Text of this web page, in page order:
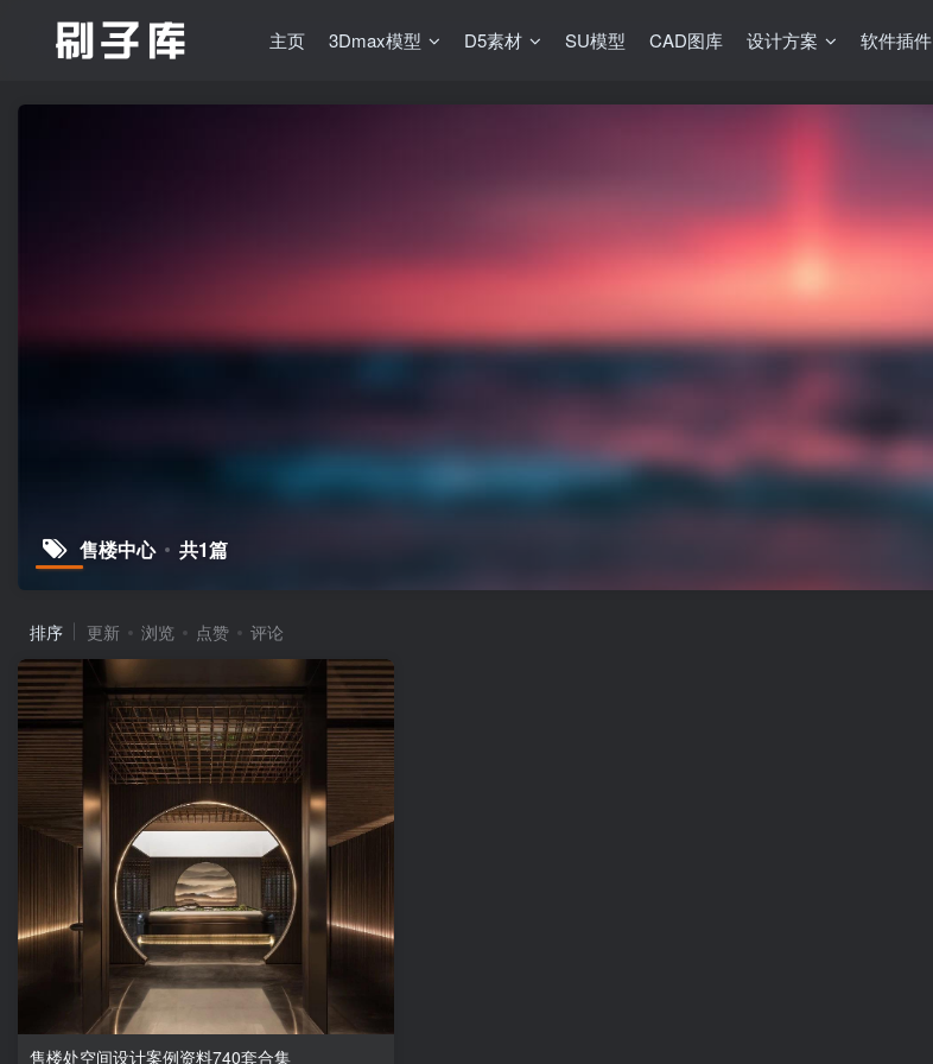
主页 3Dmax模型 D5素材 SU模型 CAD图库 设计方案 软件插件
售楼中心 共1篇
排序 更新 浏览 点赞 评论
售楼处空间设计案例资料740套合集